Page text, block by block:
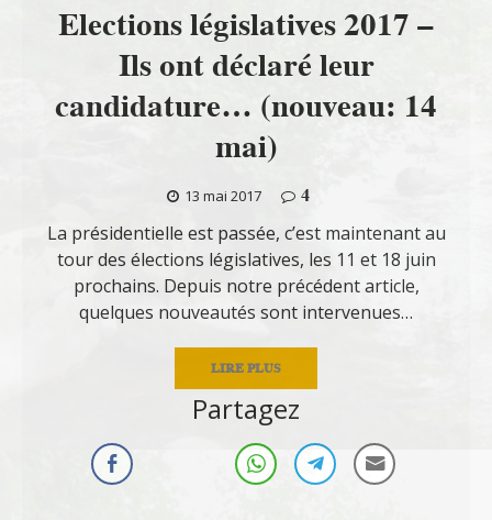
Elections législatives 2017 –
Ils ont déclaré leur
candidature… (nouveau: 14
mai)
13 mai 2017
4
La présidentielle est passée, c’est maintenant au
tour des élections législatives, les 11 et 18 juin
prochains. Depuis notre précédent article,
quelques nouveautés sont intervenues…
LIRE PLUS
Partagez